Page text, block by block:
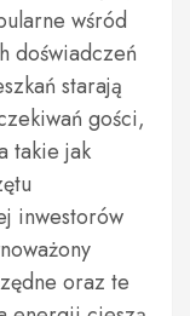
wśród
doświadczeń
starają
gości,
takie jak
inwestorów
oraz te